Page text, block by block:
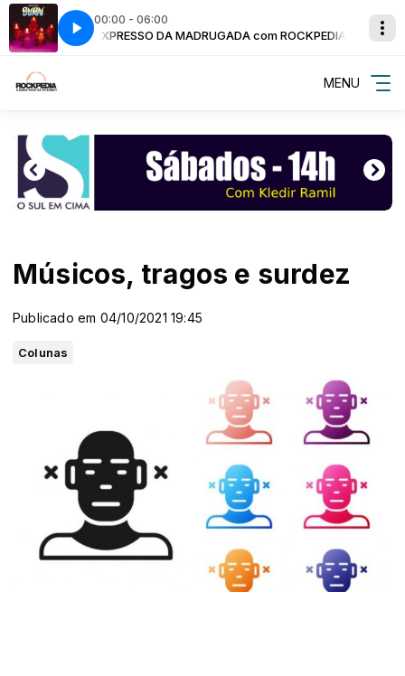
00:00 - 06:00
EXPRESSO DA MADRUGADA com ROCKPEDIA
Life Deep Purple - Might Just Take Your Life
MENU
Músicos, tragos e surdez
Publicado em 04/10/2021 19:45
Colunas